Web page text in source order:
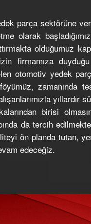
parça sektörüne
olarak
olduğumuz
firmamıza
otomotiv yedek
zamanında
birisi
da tercih
ön planda tutan,
edeceğiz.